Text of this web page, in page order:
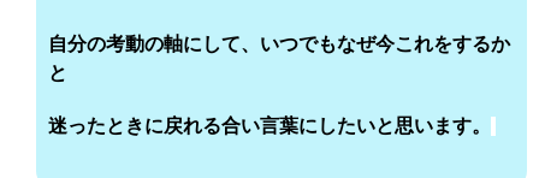
自分の考動の軸にして、いつでもなぜ今これをするか
と
迷ったときに戻れる合い言葉にしたいと思います。